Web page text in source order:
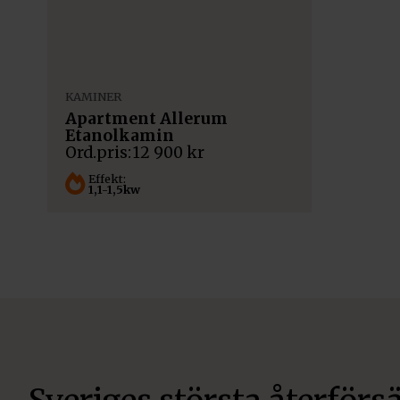
Effekt:
1,1-1,5kw
KAMINER
Apartment Allerum
Etanolkamin
12 900 kr